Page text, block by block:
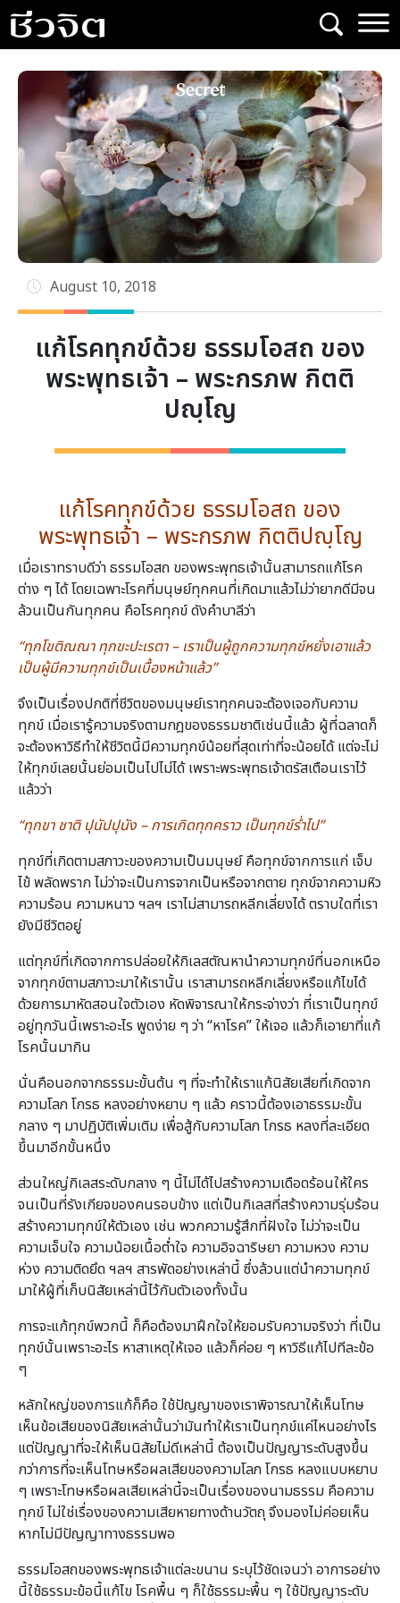
Skip
to
content
August 10, 2018
แก้โรคทุกข์ด้วย ธรรมโอสถ ของ
พระพุทธเจ้า – พระกรภพ กิตติ
ปญฺโญ
แก้โรคทุกข์ด้วย ธรรมโอสถ ของ
พระพุทธเจ้า – พระกรภพ กิตติปญฺโญ
เมื่อเราทราบดีว่า ธรรมโอสถ ของพระพุทธเจ้านั้นสามารถแก้โรค
ต่าง ๆ ได้ โดยเฉพาะโรคที่มนุษย์ทุกคนที่เกิดมาแล้วไม่ว่ายากดีมีจน
ล้วนเป็นกันทุกคน คือโรคทุกข์ ดังคำบาลีว่า
“ทุกโขติณณา ทุกขะปะเรตา – เราเป็นผู้ถูกความทุกข์หยั่งเอาแล้ว
เป็นผู้มีความทุกข์เป็นเบื้องหน้าแล้ว”
จึงเป็นเรื่องปกติที่ชีวิตของมนุษย์เราทุกคนจะต้องเจอกับความ
ทุกข์ เมื่อเรารู้ความจริงตามกฎของธรรมชาติเช่นนี้แล้ว ผู้ที่ฉลาดก็
จะต้องหาวิธีทำให้ชีวิตนี้มีความทุกข์น้อยที่สุดเท่าที่จะน้อยได้ แต่จะไม่
ให้ทุกข์เลยนั้นย่อมเป็นไปไม่ได้ เพราะพระพุทธเจ้าตรัสเตือนเราไว้
แล้วว่า
“ทุกขา ชาติ ปุนัปปุนัง – การเกิดทุกคราว เป็นทุกข์ร่ำไป”
ทุกข์ที่เกิดตามสภาวะของความเป็นมนุษย์ คือทุกข์จากการแก่ เจ็บ
ไข้ พลัดพราก ไม่ว่าจะเป็นการจากเป็นหรือจากตาย ทุกข์จากความหิว
ความร้อน ความหนาว ฯลฯ เราไม่สามารถหลีกเลี่ยงได้ ตราบใดที่เรา
ยังมีชีวิตอยู่
แต่ทุกข์ที่เกิดจากการปล่อยให้กิเลสตัณหานำความทุกข์ที่นอกเหนือ
จากทุกข์ตามสภาวะมาให้เรานั้น เราสามารถหลีกเลี่ยงหรือแก้ไขได้
ด้วยการมาหัดสอนใจตัวเอง หัดพิจารณาให้กระจ่างว่า ที่เราเป็นทุกข์
อยู่ทุกวันนี้เพราะอะไร พูดง่าย ๆ ว่า “หาโรค” ให้เจอ แล้วก็เอายาที่แก้
โรคนั้นมากิน
นั่นคือนอกจากธรรมะขั้นต้น ๆ ที่จะทำให้เราแก้นิสัยเสียที่เกิดจาก
ความโลภ โกรธ หลงอย่างหยาบ ๆ แล้ว คราวนี้ต้องเอาธรรมะขั้น
กลาง ๆ มาปฏิบัติเพิ่มเติม เพื่อสู้กับความโลภ โกรธ หลงที่ละเอียด
ขึ้นมาอีกขั้นหนึ่ง
ส่วนใหญ่กิเลสระดับกลาง ๆ นี้ไม่ได้ไปสร้างความเดือดร้อนให้ใคร
จนเป็นที่รังเกียจของคนรอบข้าง แต่เป็นกิเลสที่สร้างความรุ่มร้อน
สร้างความทุกข์ให้ตัวเอง เช่น พวกความรู้สึกที่ฝังใจ ไม่ว่าจะเป็น
ความเจ็บใจ ความน้อยเนื้อต่ำใจ ความอิจฉาริษยา ความหวง ความ
ห่วง ความติดยึด ฯลฯ สารพัดอย่างเหล่านี้ ซึ่งล้วนแต่นำความทุกข์
มาให้ผู้ที่เก็บนิสัยเหล่านี้ไว้กับตัวเองทั้งนั้น
การจะแก้ทุกข์พวกนี้ ก็คือต้องมาฝึกใจให้ยอมรับความจริงว่า ที่เป็น
ทุกข์นั้นเพราะอะไร หาสาเหตุให้เจอ แล้วก็ค่อย ๆ หาวิธีแก้ไปทีละข้อ
ๆ
หลักใหญ่ของการแก้ก็คือ ใช้ปัญญาของเราพิจารณาให้เห็นโทษ
เห็นข้อเสียของนิสัยเหล่านั้นว่ามันทำให้เราเป็นทุกข์แค่ไหนอย่างไร
แต่ปัญญาที่จะให้เห็นนิสัยไม่ดีเหล่านี้ ต้องเป็นปัญญาระดับสูงขึ้น
กว่าการที่จะเห็นโทษหรือผลเสียของความโลภ โกรธ หลงแบบหยาบ
ๆ เพราะโทษหรือผลเสียเหล่านี้จะเป็นเรื่องของนามธรรม คือความ
ทุกข์ ไม่ใช่เรื่องของความเสียหายทางด้านวัตถุ จึงมองไม่ค่อยเห็น
หากไม่มีปัญญาทางธรรมพอ
ธรรมโอสถของพระพุทธเจ้าแต่ละขนาน ระบุไว้ชัดเจนว่า อาการอย่าง
นี้ใช้ธรรมะข้อนี้แก้ไข โรคพื้น ๆ ก็ใช้ธรรมะพื้น ๆ ใช้ปัญญาระดับ